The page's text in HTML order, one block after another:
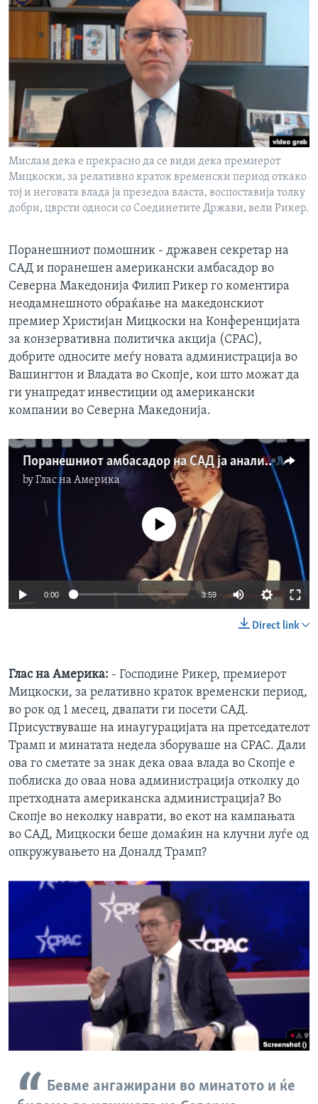
ИНТЕРВЈУА
Јазици
Мислам дека е прекрасно да се види дека премиерот
Мицкоски, за релативно краток временски период откако
тој и неговата влада ја презедоа власта, воспоставија толку
добри, цврсти односи со Соединетите Држави, вели Рикер.
Поранешниот помошник - државен секретар на
САД и поранешен американски амбасадор во
Северна Македонија Филип Рикер го коментира
неодамнешното обраќање на македонскиот
премиер Христијан Мицкоски на Конференцијата
за конзервативна политичка акција (CPAC),
добрите односите меѓу новата администрација во
Вашингтон и Владата во Скопје, кои што можат да
ги унапредат инвестиции од американски
компании во Северна Македонија.
Поранешниот амбасадор на САД ја анализира посетата на Мицкоски во Вашингтон
byГлас на Америка
720p
No media source currently available
0:00 3:59
240p
720p
Direct link
Глас на Америка: - Господине Рикер, премиерот
Мицкоски, за релативно краток временски период,
во рок од 1 месец, двапати ги посети САД.
Присуствуваше на инаугурацијата на претседателот
Трамп и минатата недела зборуваше на CPAC. Дали
ова го сметате за знак дека оваа влада во Скопје е
поблиска до оваа нова администрација отколку до
претходната американска администрација? Во
Скопје во неколку наврати, во екот на кампањата
во САД, Мицкоски беше домаќин на клучни луѓе од
опкружувањето на Доналд Трамп?
Бевме ангажирани во минатото и ќе